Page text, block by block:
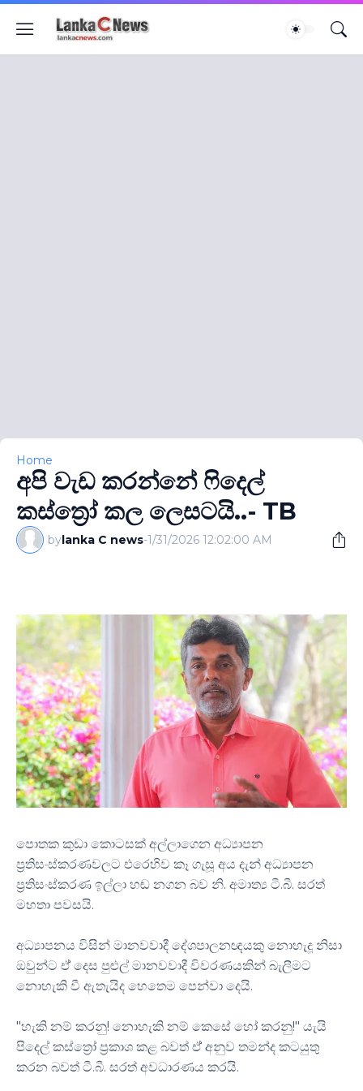
Home
අපි වැඩ කරන්නේ ෆිදෙල්
කස්ත්‍රෝ කල ලෙසටයි..- TB
bylanka C news-1/31/2026 12:02:00 AM
පොතක කුඩා කොටසක් අල්ලාගෙන අධ්‍යාපන
ප්‍රතිසංස්කරණවලට එරෙහිව කෑ ගැසූ අය දැන් අධ්‍යාපන
ප්‍රතිසංස්කරණ ඉල්ලා හඬ නගන බව නි. අමාත්‍ය ටී.බී. සරත්
මහතා පවසයි.
අධ්‍යාපනය විසින් මානවවාදී දේශපාලනඥයකු නොහැදූ නිසා
ඔවුන්ට ඒ් දෙස පුළුල් මානවවාදී විවරණයකින් බැලීමට
නොහැකි වී ඇතැයිද හෙතෙම පෙන්වා දෙයි.
"හැකි නම් කරනු! නොහැකි නම් කෙසේ හෝ කරනු!" යැයි
පිදෙල් කස්ත්‍රෝ ප්‍රකාශ කළ බවත් ඒ් අනුව තමන්ද කටයුතු
කරන බවත් ටී.බී. සරත් අවධාරණය කරයි.